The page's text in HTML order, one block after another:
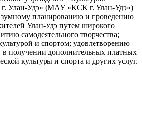
г. Улан-Удэ» (МАУ «КСК г. Улан-Удэ»)
планированию и проведению
Улан-Удэ путем широкого
самодеятельного творчества;
и спортом; удовлетворению
в получении дополнительных платных
культуры и спорта и других услуг.